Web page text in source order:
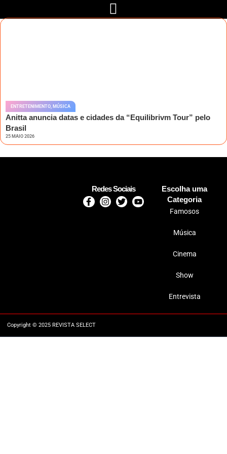
ENTRETENIMENTO, MÚSICA
Anitta anuncia datas e cidades da “Equilibrivm Tour” pelo
Brasil
25 MAIO 2026
Redes Sociais
Escolha uma
Categoria
Famosos
Música
Cinema
Show
Entrevista
Copyright © 2025 REVISTA SELECT